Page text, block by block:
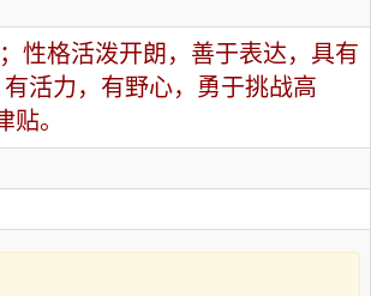
性格活泼开朗，善于表达，具有
活力，有野心，勇于挑战高
。